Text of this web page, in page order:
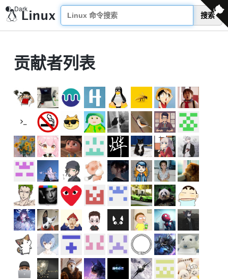
搜索
贡献者列表